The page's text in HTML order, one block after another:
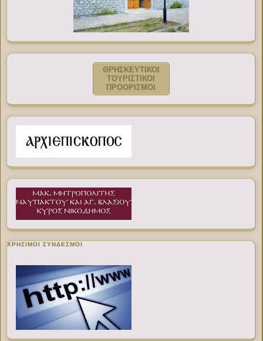
ΘΡΗΣΚΕΥΤΙΚΟΙ
ΤΟΥΡΙΣΤΙΚΟΙ
ΠΡΟΟΡΙΣΜΟΙ
ΧΡΉΣΙΜΟΙ ΣΎΝΔΕΣΜΟΙ